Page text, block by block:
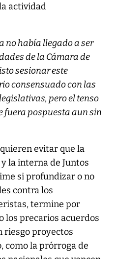
actividad
no había llegado a ser
de la Cámara de
sesionar este
consensuado con las
pero el tenso
fuera pospuesta aun sin
evitar que la
la interna de Juntos
si profundizar o no
contra los
termine por
los precarios acuerdos
riesgo proyectos
como la prórroga de